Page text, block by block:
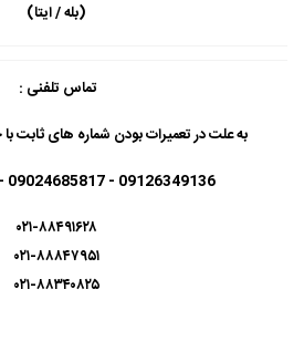
(بله / ایتا)
تماس تلفنی :
به علت در تعمیرات بودن شماره های ثابت
09126349136 - 09024685817 - 09106703474
۰۲۱-۸۸۴۹۱۶۲۸
۰۲۱-۸۸۸۴۷۹۵۱
۰۲۱-۸۸۳۴۰۸۲۵